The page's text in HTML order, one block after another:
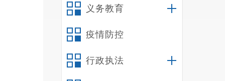
义务教育
疫情防控
行政执法